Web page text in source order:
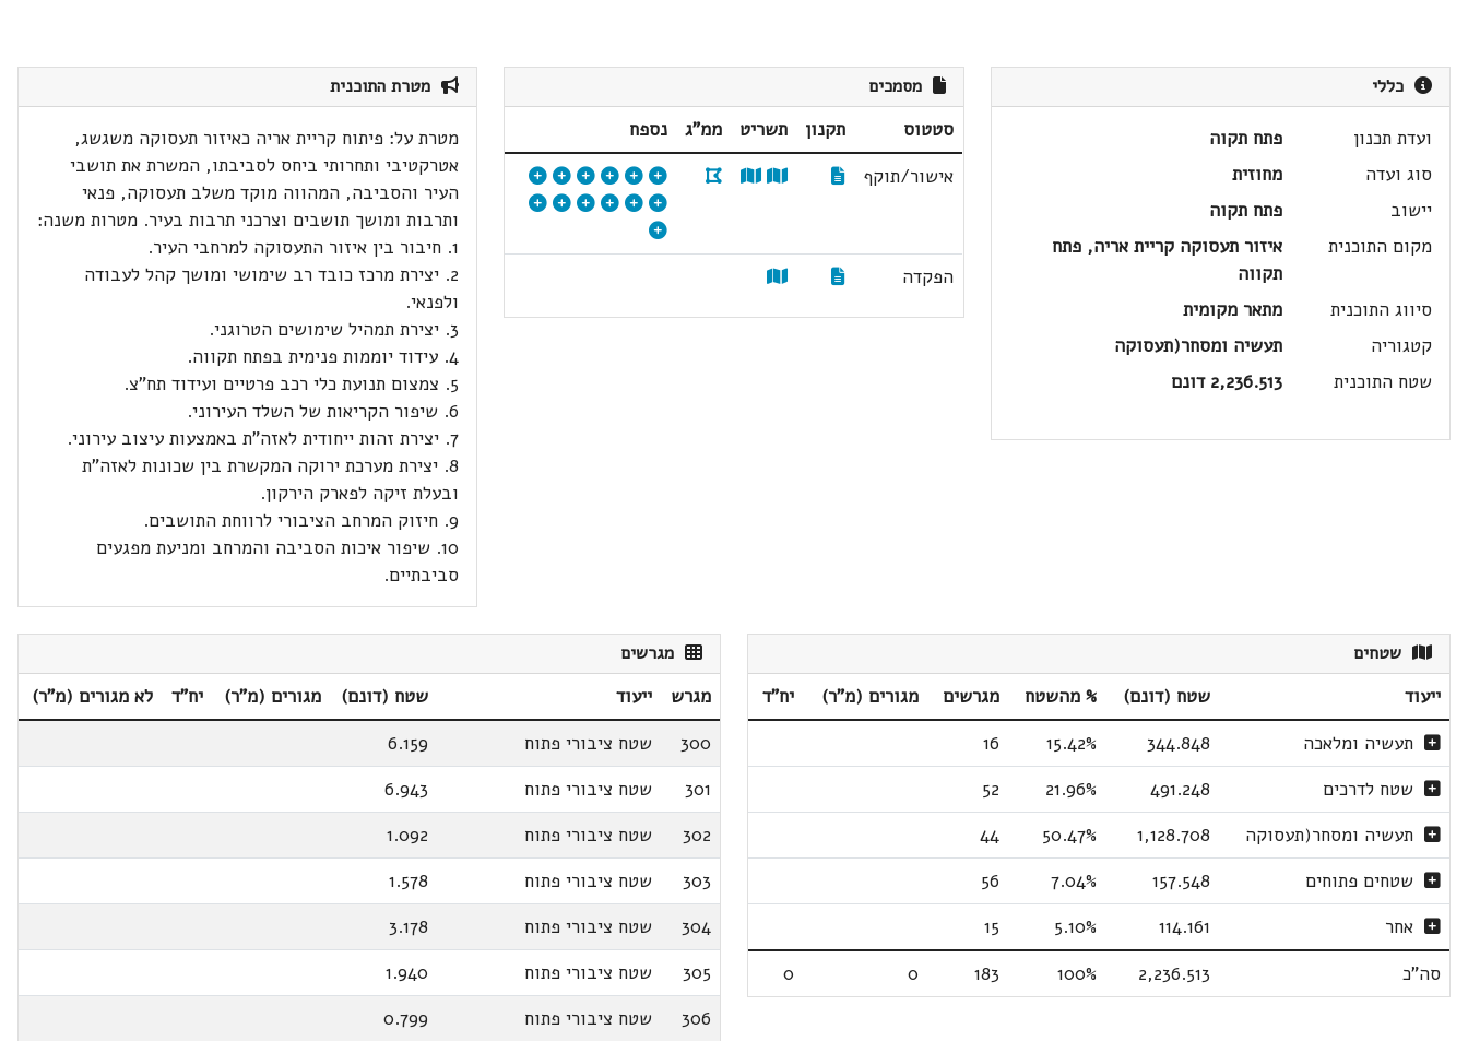
כללי
ועדת תכנון
פתח תקוה
סוג ועדה
מחוזית
יישוב
פתח תקוה
מקום התוכנית
איזור תעסוקה קריית אריה, פתח
תקווה
סיווג התוכנית
מתאר מקומית
קטגוריה
תעשיה ומסחר(תעסוקה
שטח התוכנית
2,236.513 דונם
מסמכים
סטטוס תקנון תשריט ממ"ג
נספח
אישור/תוקף
הפקדה
מטרת התוכנית
מטרת על: פיתוח קריית אריה כאיזור תעסוקה משגשג,
אטרקטיבי ותחרותי ביחס לסביבתו, המשרת את תושבי
העיר והסביבה, המהווה מוקד משלב תעסוקה, פנאי
ותרבות ומושך תושבים וצרכני תרבות בעיר. מטרות משנה:
1. חיבור בין איזור התעסוקה למרחבי העיר.
2. יצירת מרכז כובד רב שימושי ומושך קהל לעבודה
ולפנאי.
3. יצירת תמהיל שימושים הטרוגני.
4. עידוד יוממות פנימית בפתח תקווה.
5. צמצום תנועת כלי רכב פרטיים ועידוד תח"צ.
6. שיפור הקריאות של השלד העירוני.
7. יצירת זהות ייחודית לאזה"ת באמצעות עיצוב עירוני.
8. יצירת מערכת ירוקה המקשרת בין שכונות לאזה"ת
ובעלת זיקה לפארק הירקון.
9. חיזוק המרחב הציבורי לרווחת התושבים.
10. שיפור איכות הסביבה והמרחב ומניעת מפגעים
סביבתיים.
שטחים
ייעוד שטח (דונם) % מהשטח מגרשים מגורים (מ"ר)
יח"ד
תעשיה ומלאכה
344.848
15.42%
16
שטח לדרכים
491.248
21.96%
52
תעשיה ומסחר(תעסוקה
1,128.708
50.47%
44
שטחים פתוחים
157.548
7.04%
56
אחר
114.161
5.10%
15
סה"כ
2,236.513
100%
183
0
0
מגרשים
מגרש ייעוד שטח (דונם) מגורים (מ"ר) יח"ד
לא מגורים (מ"ר)
300
שטח ציבורי פתוח
6.159
301
שטח ציבורי פתוח
6.943
302
שטח ציבורי פתוח
1.092
303
שטח ציבורי פתוח
1.578
304
שטח ציבורי פתוח
3.178
305
שטח ציבורי פתוח
1.940
306
שטח ציבורי פתוח
0.799